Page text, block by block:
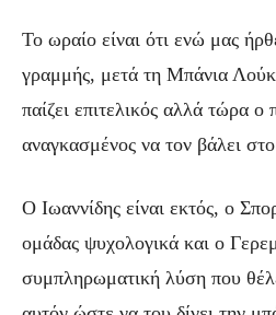
Το ωραίο είναι ότι ενώ μας
γραμμής, μετά τη Μπάνια
παίζει επιτελικός αλλά τώρα ο
αναγκασμένος να τον βάλει
Ο Ιωαννίδης είναι εκτός, ο
ομάδας ψυχολογικά και ο
συμπληρωματική λύση που